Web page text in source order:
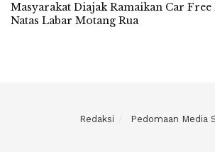
Masyarakat Diajak Ramaikan Car
Natas Labar Motang Rua
Redaksi Pedomaan Media